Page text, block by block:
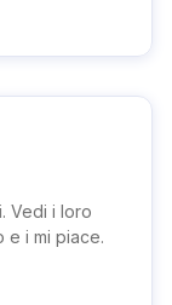
Vedi i loro
e i mi piace.